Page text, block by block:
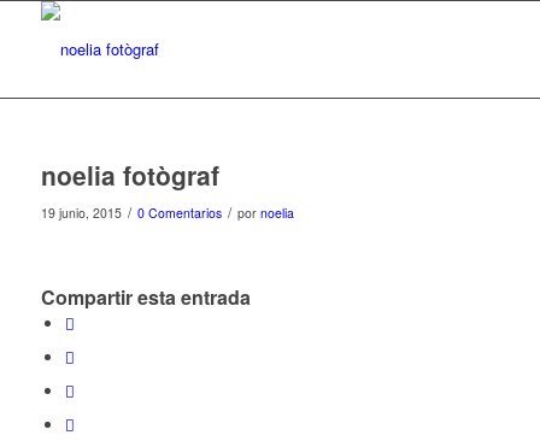
noelia fotògraf
19 junio, 2015 / 0 Comentarios / por noelia
Compartir esta entrada